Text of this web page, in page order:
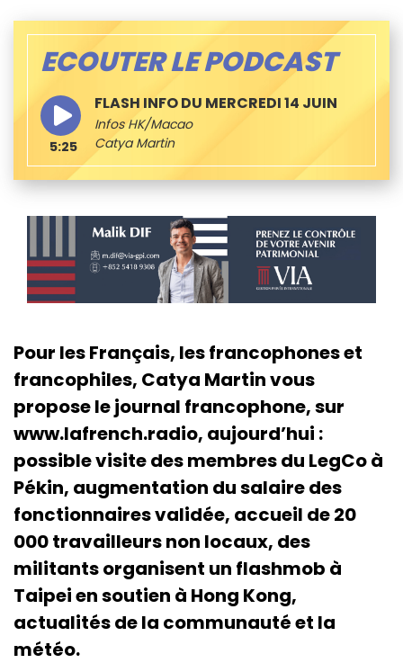
ECOUTER LE PODCAST
FLASH INFO DU MERCREDI 14 JUIN
Infos HK/Macao
Catya Martin
5:25
Pour les Français, les francophones et
francophiles, Catya Martin vous
propose le journal francophone, sur
www.lafrench.radio, aujourd’hui :
possible visite des membres du LegCo à
Pékin, augmentation du salaire des
fonctionnaires validée, accueil de 20
000 travailleurs non locaux, des
militants organisent un flashmob à
Taipei en soutien à Hong Kong,
actualités de la communauté et la
météo.